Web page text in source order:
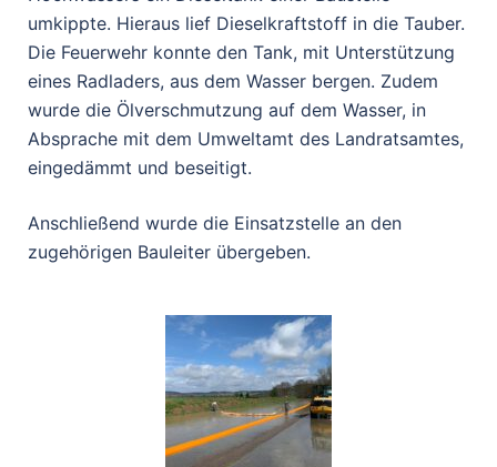
umkippte. Hieraus lief Dieselkraftstoff in die Tauber.
Die Feuerwehr konnte den Tank, mit Unterstützung
eines Radladers, aus dem Wasser bergen. Zudem
wurde die Ölverschmutzung auf dem Wasser, in
Absprache mit dem Umweltamt des Landratsamtes,
eingedämmt und beseitigt.
Anschließend wurde die Einsatzstelle an den
zugehörigen Bauleiter übergeben.